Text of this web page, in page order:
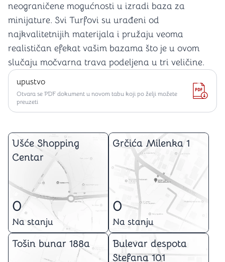
neograničene mogućnosti u izradi baza za
minijature. Svi Turfovi su urađeni od
najkvalitetnijih materijala i pružaju veoma
realističan efekat vašim bazama što je u ovom
slučaju močvarna trava podeljena u tri veličine.
upustvo
Otvara se PDF dokument u novom tabu koji po želji možete
preuzeti
Ušće Shopping
Centar
0
Na stanju
Grčića Milenka 1
0
Na stanju
Tošin bunar 188a
Bulevar despota
Stefana 101